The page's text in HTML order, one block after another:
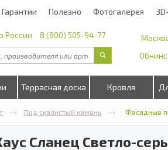
Гарантии Полезно Фотогалерея
России 8 (800) 505-94-77
Террасная доска Кровля
Под скалистый камень Фасадные
Сланец Светло-